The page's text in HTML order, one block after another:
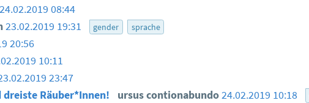
24.02.2019 08:44
23.02.2019 19:31 gender sprache
20:56
10:11
23:47
Räuber*Innen! ursus contionabundo24.02.2019 10:18